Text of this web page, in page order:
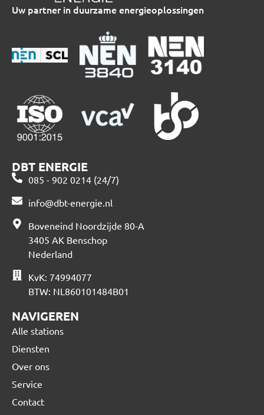
Uw partner in duurzame energieoplossingen
DBT ENERGIE
085 - 902 0214 (24/7)
info@dbt-energie.nl
Boveneind Noordzijde 80-A
3405 AK Benschop
Nederland
KvK: 74994077
BTW: NL860101484B01
NAVIGEREN
Alle stations
Diensten
Over ons
Service
Contact